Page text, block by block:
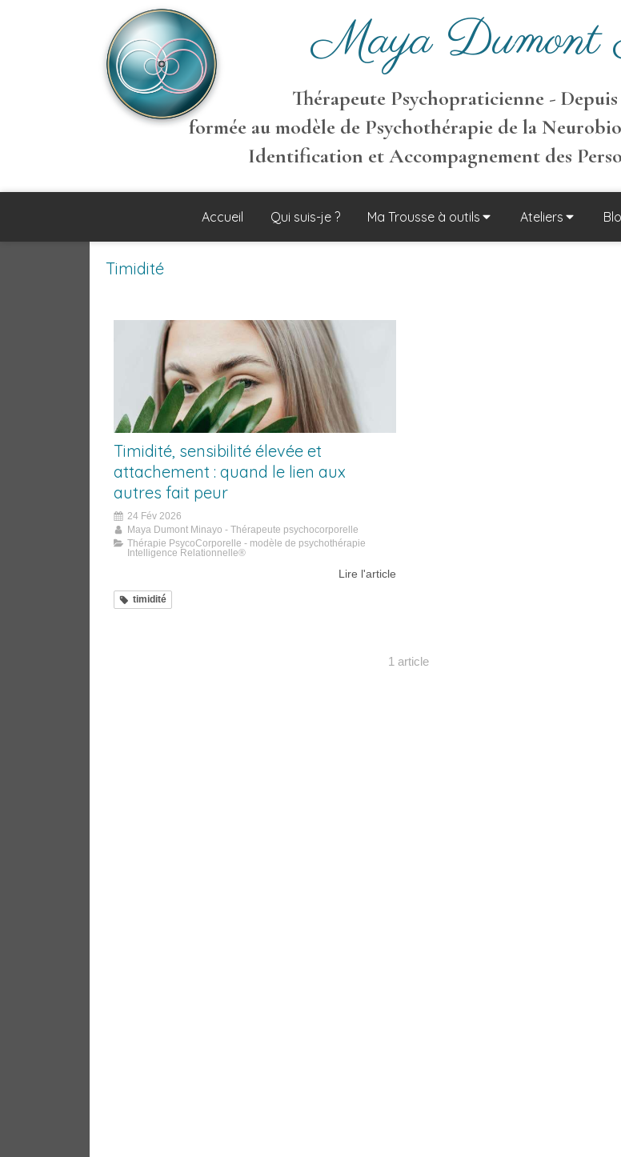
Maya Dumont
Thérapeute Psychopraticienne - Depuis
formée au modèle de Psychothérapie de la
Identification et Accompagnement des
Accueil Qui suis-je ? Ma Trousse à outils Ateliers
Timidité
Timidité, sensibilité élevée et
attachement : quand le lien aux
autres fait peur
24 Fév 2026
Maya Dumont Minayo - Thérapeute psychocorporelle
Thérapie PsycoCorporelle - modèle de psychothérapie
Intelligence Relationnelle®
Lire l'article
timidité
1 article